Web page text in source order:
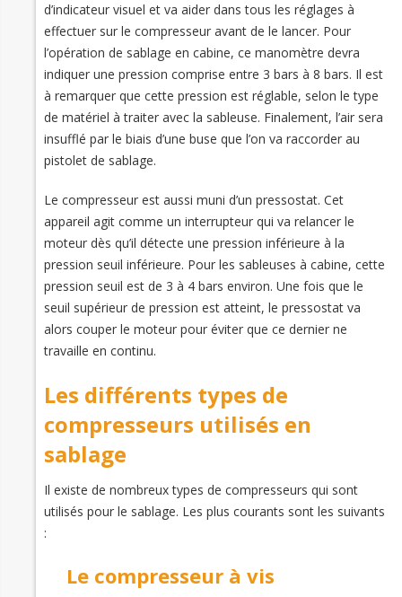
d’indicateur visuel et va aider dans tous les réglages à
effectuer sur le compresseur avant de le lancer. Pour
l’opération de sablage en cabine, ce manomètre devra
indiquer une pression comprise entre 3 bars à 8 bars. Il est
à remarquer que cette pression est réglable, selon le type
de matériel à traiter avec la sableuse. Finalement, l’air sera
insufflé par le biais d’une buse que l’on va raccorder au
pistolet de sablage.
Le compresseur est aussi muni d’un pressostat. Cet
appareil agit comme un interrupteur qui va relancer le
moteur dès qu’il détecte une pression inférieure à la
pression seuil inférieure. Pour les sableuses à cabine, cette
pression seuil est de 3 à 4 bars environ. Une fois que le
seuil supérieur de pression est atteint, le pressostat va
alors couper le moteur pour éviter que ce dernier ne
travaille en continu.
Les différents types de
compresseurs utilisés en
sablage
Il existe de nombreux types de compresseurs qui sont
utilisés pour le sablage. Les plus courants sont les suivants
:
Le compresseur à vis